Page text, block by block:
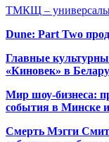
ТМКЩ –
Dune: Part Two
Главные
«Киновек» в
Мир шоу-бизнеса:
события в Минске
Смерть Мэгги